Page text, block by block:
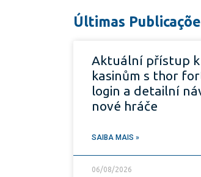
Últimas
Aktuální přístup
kasinům s thor
login a detailní
nové hráče
SAIBA MAIS »
06/08/2026